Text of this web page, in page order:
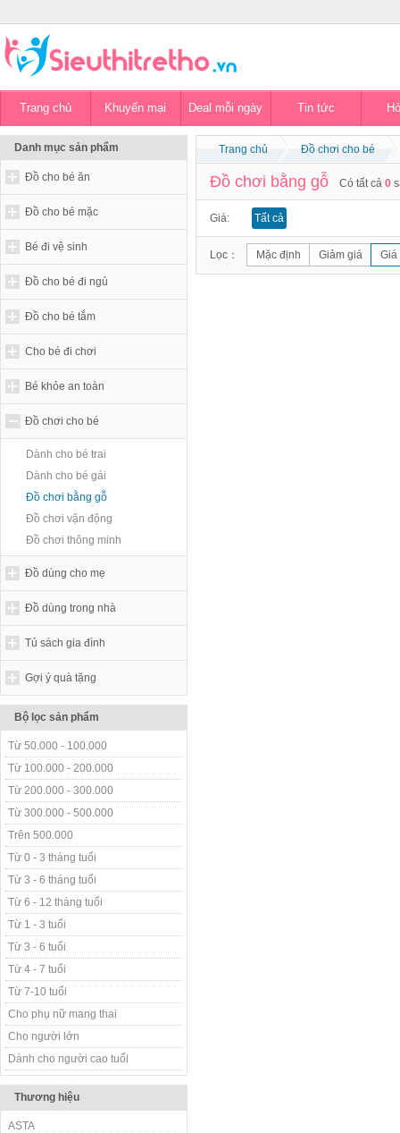
Trang chủ Khuyến mại Deal mỗi ngày Tin tức
Danh mục sản phẩm
Đồ cho bé ăn
Đồ cho bé mặc
Bé đi vệ sinh
Đồ cho bé đi ngủ
Đồ cho bé tắm
Cho bé đi chơi
Bé khỏe an toàn
Đồ chơi cho bé
Dành cho bé trai
Dành cho bé gái
Đồ chơi bằng gỗ
Đồ chơi vận động
Đồ chơi thông minh
Đồ dùng cho mẹ
Đồ dùng trong nhà
Tủ sách gia đình
Gợi ý quà tặng
Bộ lọc sản phẩm
Từ 50.000 - 100.000
Từ 100.000 - 200.000
Từ 200.000 - 300.000
Từ 300.000 - 500.000
Trên 500.000
Từ 0 - 3 tháng tuổi
Từ 3 - 6 tháng tuổi
Từ 6 - 12 tháng tuổi
Từ 1 - 3 tuổi
Từ 3 - 6 tuổi
Từ 4 - 7 tuổi
Từ 7-10 tuổi
Cho phụ nữ mang thai
Cho người lớn
Dành cho người cao tuổi
Thương hiệu
ASTA
Trang chủ Đồ chơi cho bé
Đồ chơi bằng gỗ Có tất cả 0
Giá: Tất cả
Lọc： Mặc định Giảm giá Giá